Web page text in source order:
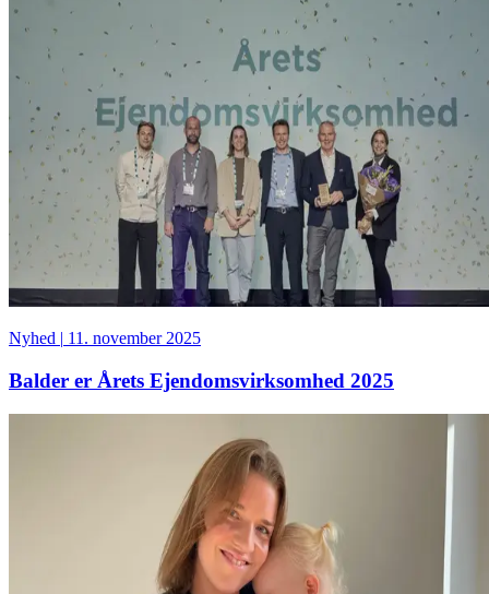
Nyhed | 11. november 2025
Balder er Årets Ejendomsvirksomhed 2025